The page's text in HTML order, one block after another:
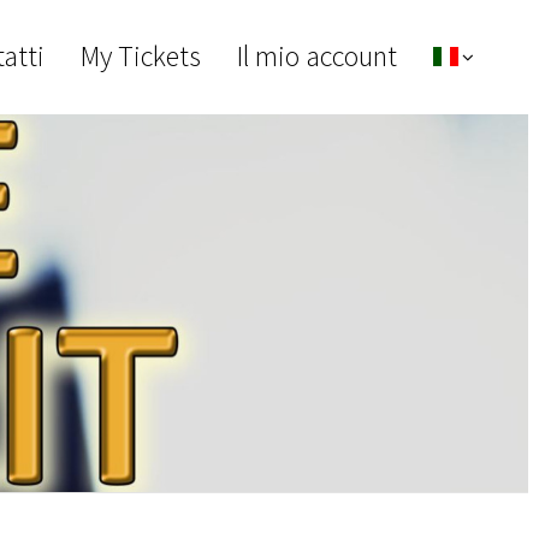
My Tickets Il mio account